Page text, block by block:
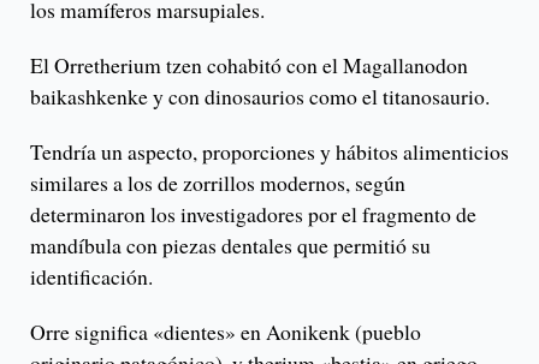
los mamíferos marsupiales.
El Orretherium tzen cohabitó con el Magallanodon
baikashkenke y con dinosaurios como el titanosaurio.
Tendría un aspecto, proporciones y hábitos alimenticios
similares a los de zorrillos modernos, según
determinaron los investigadores por el fragmento de
mandíbula con piezas dentales que permitió su
identificación.
Orre significa «dientes» en Aonikenk (pueblo